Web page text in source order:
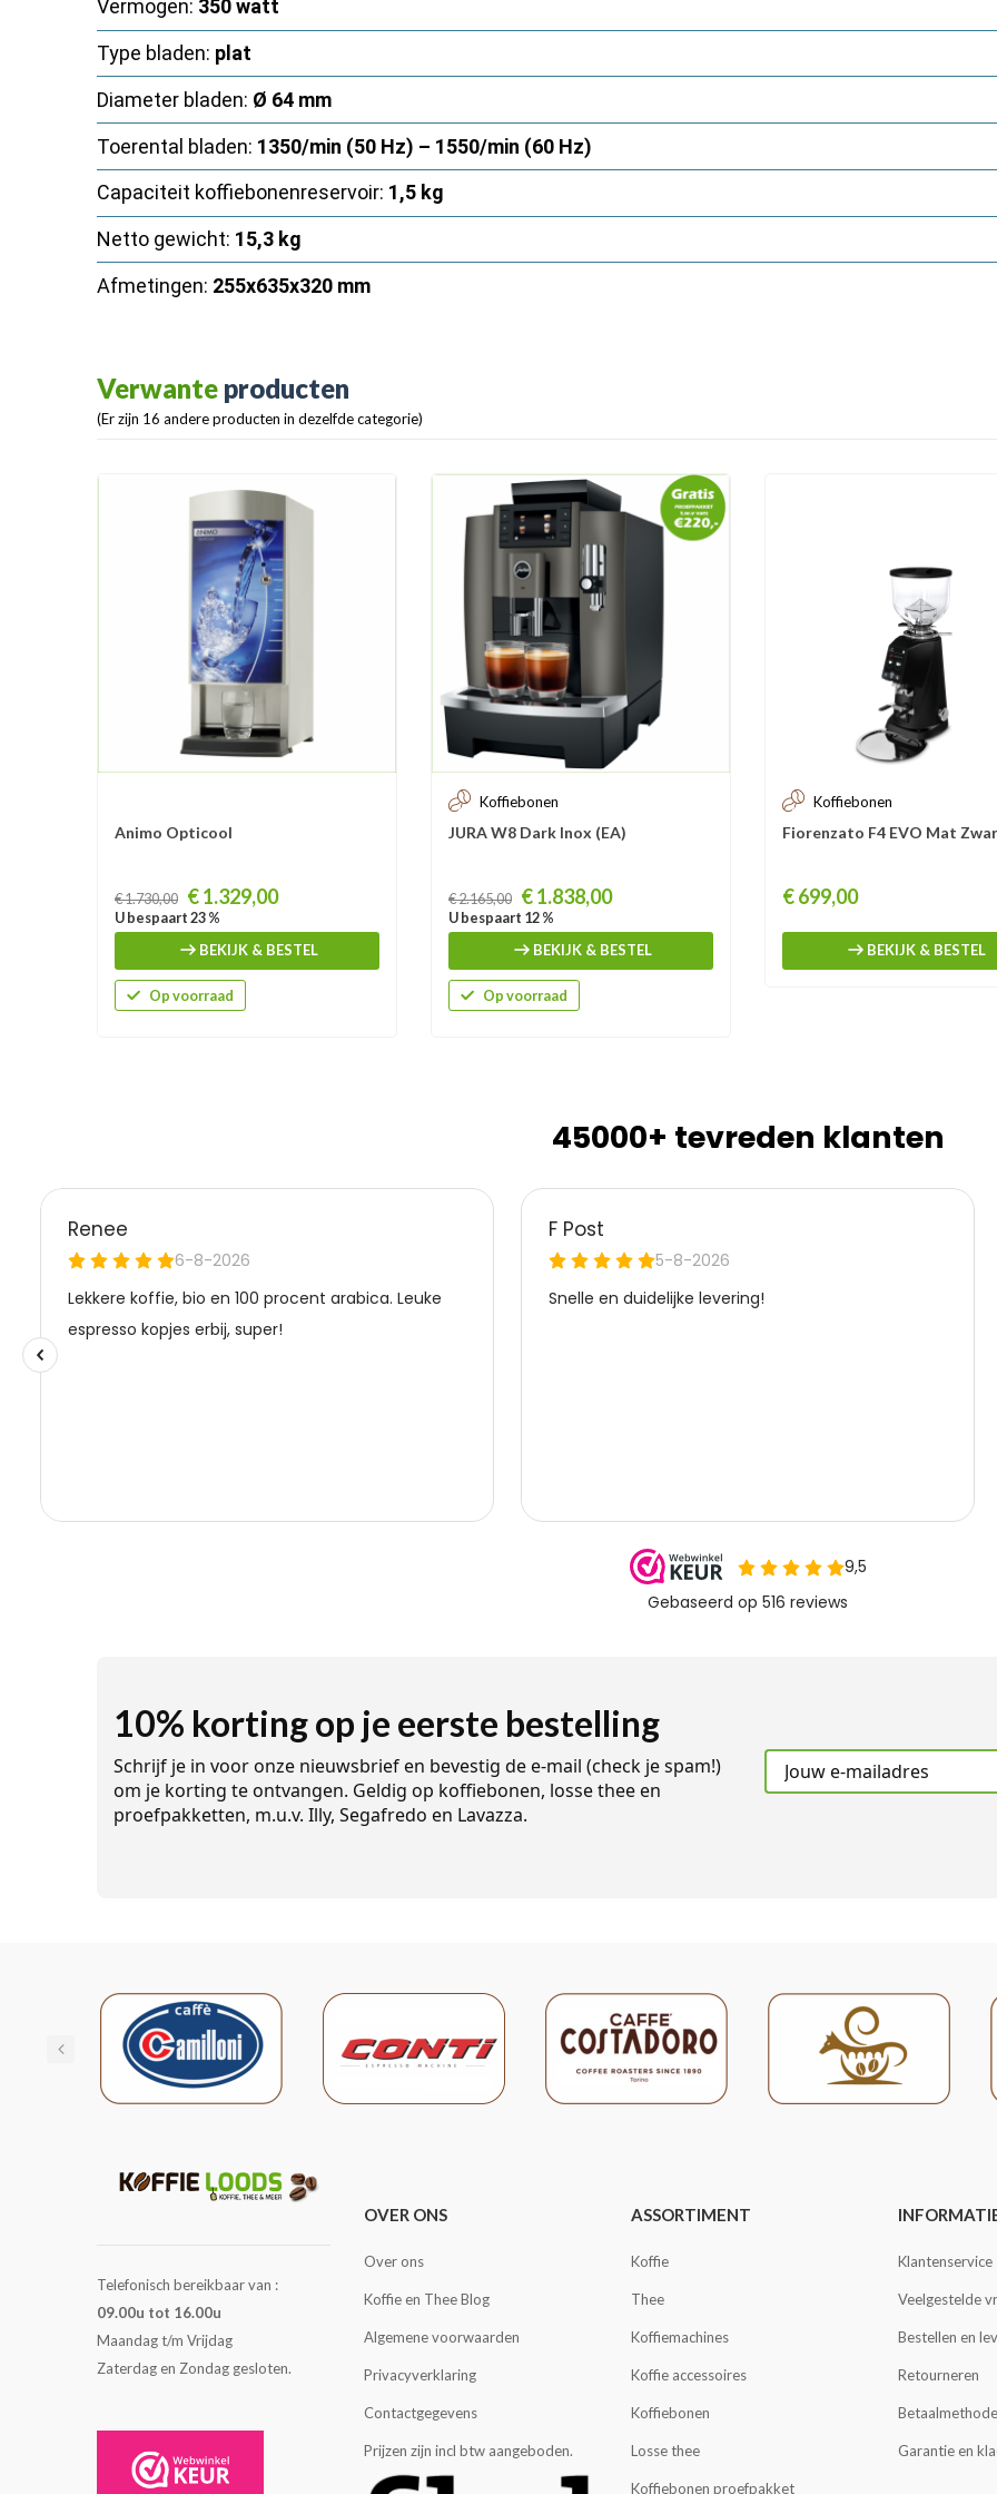
Vermogen: 350 watt
Type bladen: plat
Diameter bladen: Ø 64 mm
Toerental bladen: 1350/min (50 Hz) – 1550/min (60 Hz)
Capaciteit koffiebonenreservoir: 1,5 kg
Netto gewicht: 15,3 kg
Afmetingen: 255x635x320 mm
Verwante producten
(Er zijn 16 andere producten in dezelfde categorie)
Animo Opticool
Prijs
€ 1.730,00 € 1.329,00
U bespaart 23 %
BEKIJK & BESTEL
Op voorraad
Koffiebonen
JURA W8 Dark Inox (EA)
Prijs
€ 2.165,00 € 1.838,00
U bespaart 12 %
BEKIJK & BESTEL
Op voorraad
Koffiebonen
Fiorenzato F4 EVO Mat
Prijs
€ 699,00
BEKIJK & BESTEL
45000+ tevreden klanten
10% korting op je eerste bestelling
Schrijf je in voor onze nieuwsbrief en bevestig de e-mail (check je spam!)
om je korting te ontvangen. Geldig op koffiebonen, losse thee en
proefpakketten, m.u.v. Illy, Segafredo en Lavazza.
Telefonisch bereikbaar van :
09.00u tot 16.00u
Maandag t/m Vrijdag
Zaterdag en Zondag gesloten.
OVER ONS
Over ons
Koffie en Thee Blog
Algemene voorwaarden
Privacyverklaring
Contactgegevens
Prijzen zijn incl btw aangeboden.
ASSORTIMENT
Koffie
Thee
Koffiemachines
Koffie accessoires
Koffiebonen
Losse thee
Koffiebonen proefpakket
Klantenservice
Veelgestelde
Bestellen en
Retourneren
Garantie en